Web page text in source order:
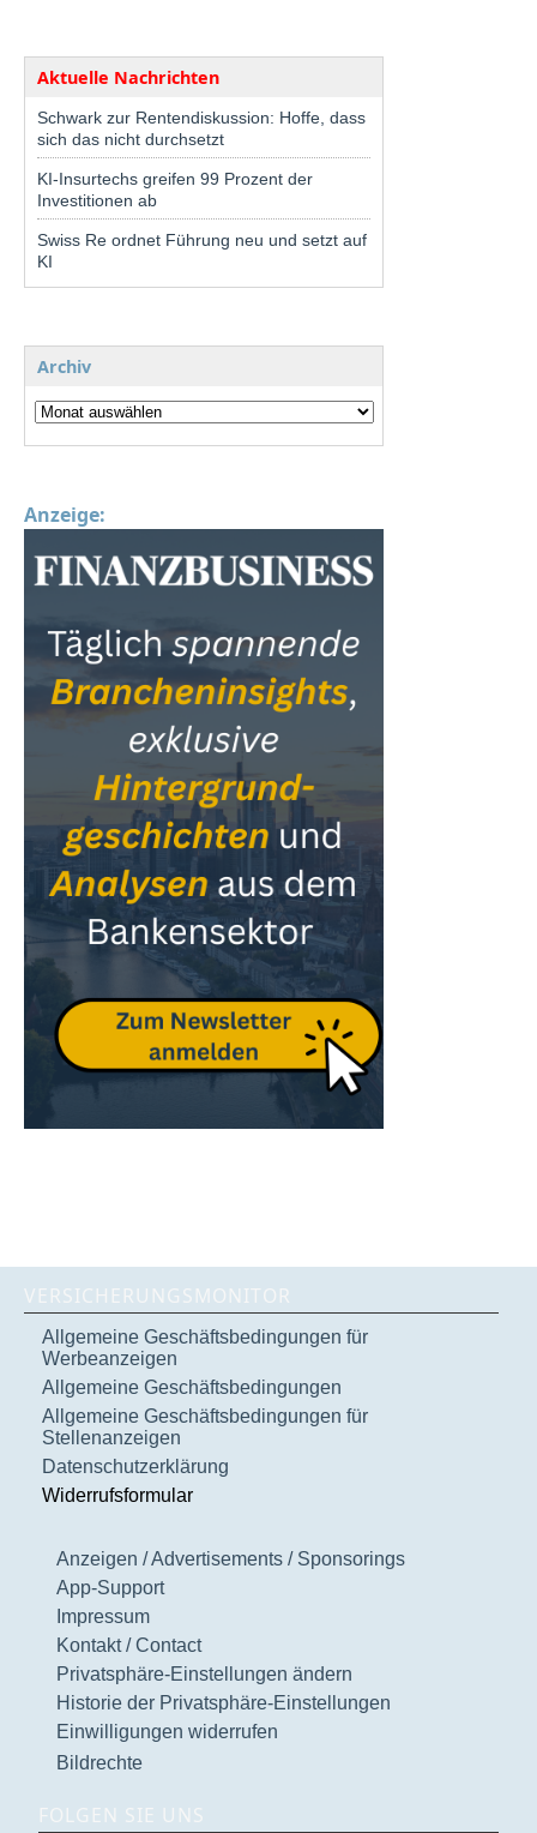
Aktuelle Nachrichten
Schwark zur Rentendiskussion: Hoffe, dass
sich das nicht durchsetzt
KI-Insurtechs greifen 99 Prozent der
Investitionen ab
Swiss Re ordnet Führung neu und setzt auf
KI
Archiv
Anzeige:
VERSICHERUNGSMONITOR
Allgemeine Geschäftsbedingungen für
Werbeanzeigen
Allgemeine Geschäftsbedingungen
Allgemeine Geschäftsbedingungen für
Stellenanzeigen
Datenschutzerklärung
Widerrufsformular
Anzeigen / Advertisements / Sponsorings
App-Support
Impressum
Kontakt / Contact
Privatsphäre-Einstellungen ändern
Historie der Privatsphäre-Einstellungen
Einwilligungen widerrufen
Bildrechte
FOLGEN SIE UNS